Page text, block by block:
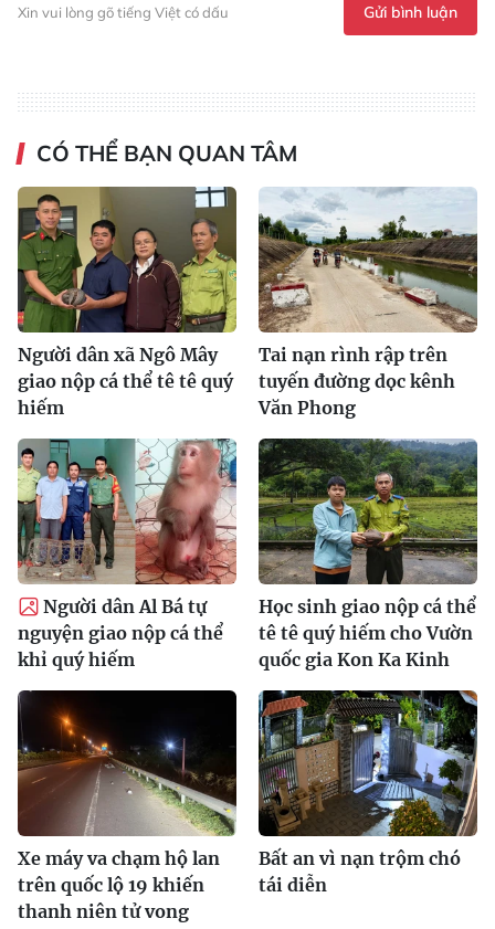
Xin vui lòng gõ tiếng Việt có dấu Gửi bình luận
CÓ THỂ BẠN QUAN TÂM
Người dân xã Ngô Mây
giao nộp cá thể tê tê quý
hiếm
Tai nạn rình rập trên
tuyến đường dọc kênh
Văn Phong
Người dân Al Bá tự
nguyện giao nộp cá thể
khỉ quý hiếm
Học sinh giao nộp cá thể
tê tê quý hiếm cho Vườn
quốc gia Kon Ka Kinh
Xe máy va chạm hộ lan
trên quốc lộ 19 khiến
thanh niên tử vong
Bất an vì nạn trộm chó
tái diễn